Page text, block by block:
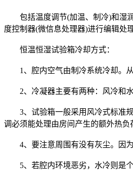
包括温度调节(加温、制冷)和湿润
度控制器(微信息处理器)进行编辑处
恒温恒湿试验箱冷却方式：
1、腔内空气由制冷系统冷却。从
2、冷凝器主要有两种：风冷和水
3、试验箱一般采用风冷式标准规
调必须能处理由房间产生的额外热负
4、要注意周围有没有灰尘。因为
5、若腔内环境恶劣，水冷则是个